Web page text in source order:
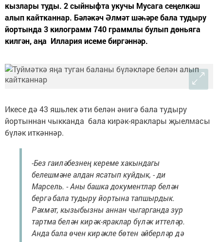
кызлары туды. 2 сыйныфта укучы Мусага сеңелкәш
алып кайтканнар. Бәләкәч Әлмәт шәһәре бала тудыру
йортында 3 килограмм 740 граммлы булып дөньяга
килгән, аңа Иллария исеме биргәннәр.
Икесе дә 43 яшьлек әти белән әнигә бала тудыру
йортыннан чыкканда бала кирәк-яраклары җыелмасы
бүләк иткәннәр.
-Без гаиләбезнең кереме хакындагы
белешмәне алдан ясатып куйдык, - ди
Марсель. - Аны башка документлар белән
бергә бала тудыру йортына тапшырдык.
Рәхмәт, кызыбызны аннан чыгарганда зур
тартма белән кирәк-яраклар бүләк иттеләр.
Анда бала өчен кирәкле бөтен әйберләр дә